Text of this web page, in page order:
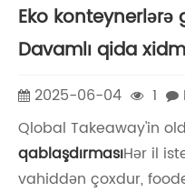
Eko
Davamlı qida
2025-06-04 1
Qlobal Takeaway'in
qablaşdırmasıHər il
vahiddən çoxdur,